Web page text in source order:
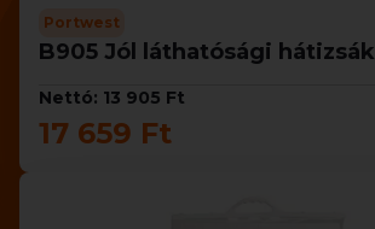
Portwest
B905 Jól láthatósági hátizsák
Nettó: 13 905 Ft
17 659 Ft